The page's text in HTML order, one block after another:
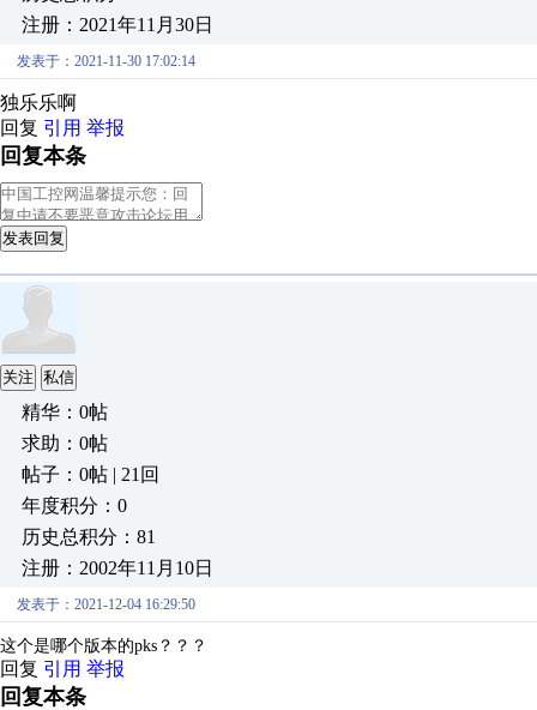
注册：2021年11月30日
发表于：2021-11-30 17:02:14
独乐乐啊
回复 引用 举报
回复本条
发表回复
关注 私信
精华：0帖
求助：0帖
帖子：0帖 | 21回
年度积分：0
历史总积分：81
注册：2002年11月10日
发表于：2021-12-04 16:29:50
这个是哪个版本的pks？？？
回复 引用 举报
回复本条